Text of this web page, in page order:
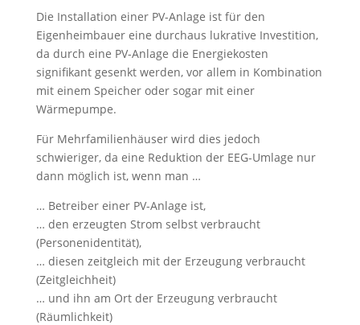
Die Installation einer PV-Anlage ist für den
Eigenheimbauer eine durchaus lukrative Investition,
da durch eine PV-Anlage die Energiekosten
signifikant gesenkt werden, vor allem in Kombination
mit einem Speicher oder sogar mit einer
Wärmepumpe.
Für Mehrfamilienhäuser wird dies jedoch
schwieriger, da eine Reduktion der EEG-Umlage nur
dann möglich ist, wenn man …
… Betreiber einer PV-Anlage ist,
… den erzeugten Strom selbst verbraucht
(Personenidentität),
… diesen zeitgleich mit der Erzeugung verbraucht
(Zeitgleichheit)
… und ihn am Ort der Erzeugung verbraucht
(Räumlichkeit)